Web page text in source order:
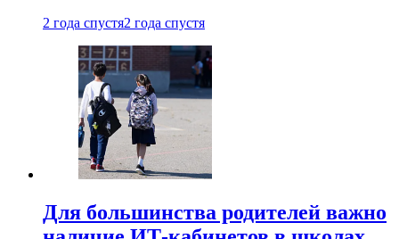
2 года спустя2 года спустя
Для большинства родителей важно